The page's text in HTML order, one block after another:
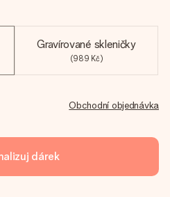
Gravírované skleničky
(989 Kč)
Obchodní objednávka
dárek